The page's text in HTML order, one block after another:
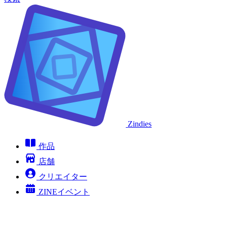
Zindies
作品
店舗
クリエイター
ZINEイベント